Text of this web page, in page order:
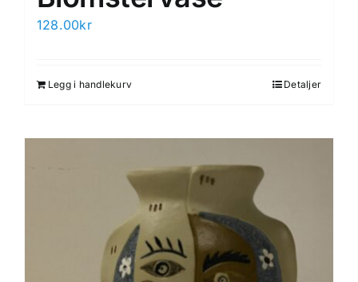
128.00kr
Legg i handlekurv Detaljer